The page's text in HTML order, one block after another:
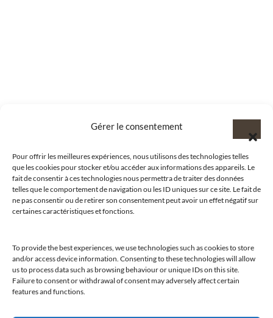
Gérer le consentement
Pour offrir les meilleures expériences, nous utilisons des technologies telles
que les cookies pour stocker et/ou accéder aux informations des appareils. Le
fait de consentir à ces technologies nous permettra de traiter des données
telles que le comportement de navigation ou les ID uniques sur ce site. Le fait de
ne pas consentir ou de retirer son consentement peut avoir un effet négatif sur
certaines caractéristiques et fonctions.
To provide the best experiences, we use technologies such as cookies to store
and/or access device information. Consenting to these technologies will allow
us to process data such as browsing behaviour or unique IDs on this site.
Failure to consent or withdrawal of consent may adversely affect certain
features and functions.
@clubamilcar